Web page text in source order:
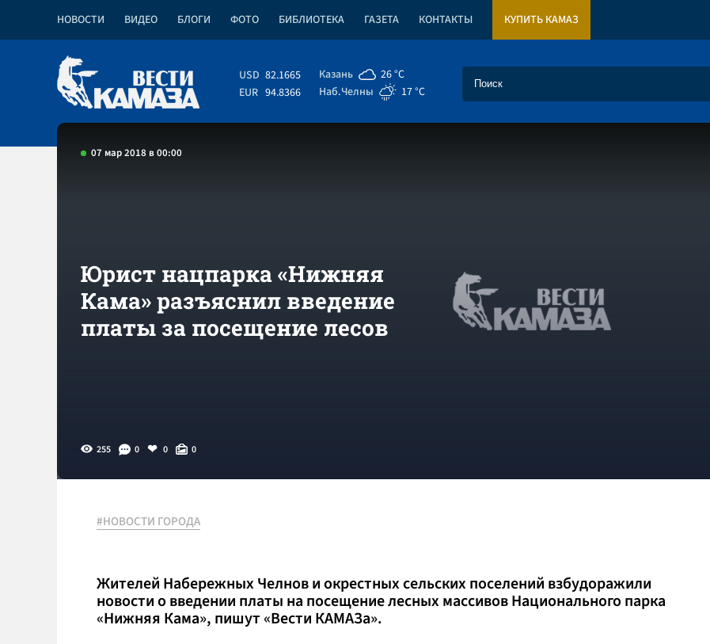
НОВОСТИ ВИДЕО БЛОГИ ФОТО БИБЛИОТЕКА ГАЗЕТА КОНТАКТЫ КУПИТЬ КАМАЗ
USD 82.1665
EUR 94.8366
Казань
26 °C
Наб.Челны
17 °C
07 мар 2018 в 00:00
Юрист нацпарка «Нижняя
Кама» разъяснил введение
платы за посещение лесов
255 0 0 0
#НОВОСТИ ГОРОДА
Жителей Набережных Челнов и окрестных сельских поселений взбудоражили
новости о введении платы на посещение лесных массивов Национального парка
«Нижняя Кама», пишут «Вести КАМАЗа».